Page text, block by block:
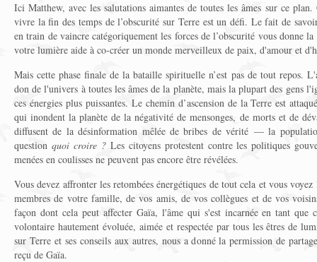
Ici Matthew, avec les salutations aimantes de toutes les âmes sur ce
vivre la fin des temps de l’obscurité sur Terre est un défi. Le fait de
en train de vaincre catégoriquement les forces de l’obscurité vous donne
votre lumière aide à co-créer un monde merveilleux de paix, d'amour et
Mais cette phase finale de la bataille spirituelle n’est pas de tout repos.
don de l'univers à toutes les âmes de la planète, mais la plupart des gens
ces énergies plus puissantes. Le chemin d’ascension de la Terre est
qui inondent la planète de la négativité de mensonges, de morts et de
diffusent de la désinformation mêlée de bribes de vérité — la
question quoi croire ? Les citoyens protestent contre les politiques
menées en coulisses ne peuvent pas encore être révélées.
Vous devez affronter les retombées énergétiques de tout cela et vous
membres de votre famille, de vos amis, de vos collègues et de vos
façon dont cela peut affecter Gaïa, l'âme qui s'est incarnée en tant que
volontaire hautement évoluée, aimée et respectée par tous les êtres de
sur Terre et ses conseils aux autres, nous a donné la permission de
reçu de Gaïa.